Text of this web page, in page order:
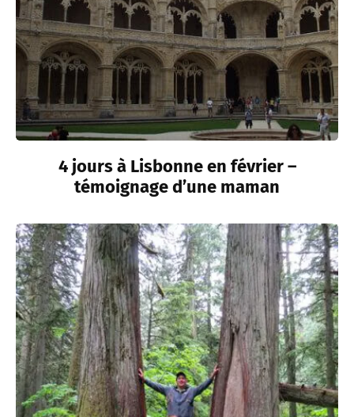
4 jours à Lisbonne en février –
témoignage d’une maman